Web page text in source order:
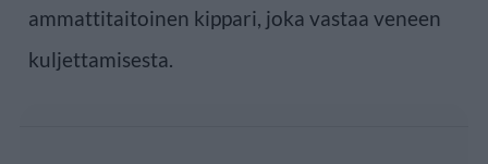
ammattitaitoinen kippari, joka vastaa veneen
kuljettamisesta.